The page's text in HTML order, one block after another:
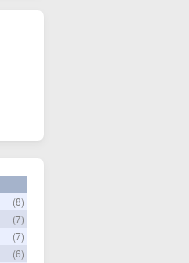
(8)
(7)
(7)
(6)